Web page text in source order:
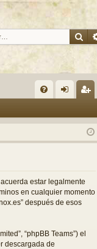
Q nti
fic
se
ist
ra
acuerda estar legalmente
en cualquier momento
después de esos
“phpBB Teams”) el
descargada de